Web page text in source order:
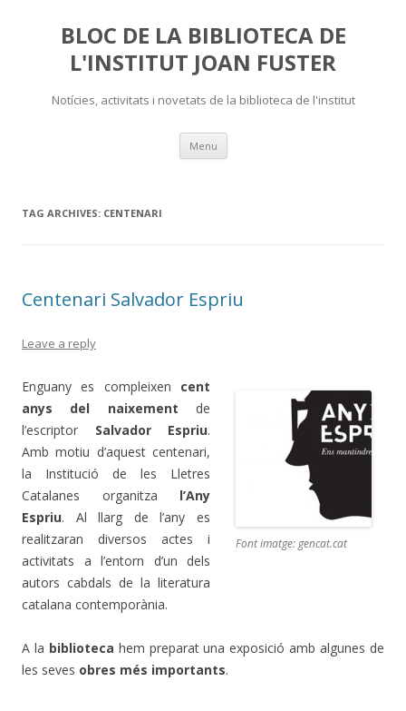
BLOC DE LA BIBLIOTECA DE
L'INSTITUT JOAN FUSTER
Notícies, activitats i novetats de la biblioteca de l'institut
Menu Skip
content
TAG ARCHIVES: CENTENARI
Centenari Salvador Espriu
Leave a reply
Font imatge: gencat.cat
Enguany es compleixen cent
anys del naixement de
l’escriptor Salvador Espriu.
Amb motiu d’aquest centenari,
la Institució de les Lletres
Catalanes organitza l’Any
Espriu. Al llarg de l’any es
realitzaran diversos actes i
activitats a l’entorn d’un dels
autors cabdals de la literatura
catalana contemporània.
A la biblioteca hem preparat una exposició amb algunes de
les seves obres més importants.